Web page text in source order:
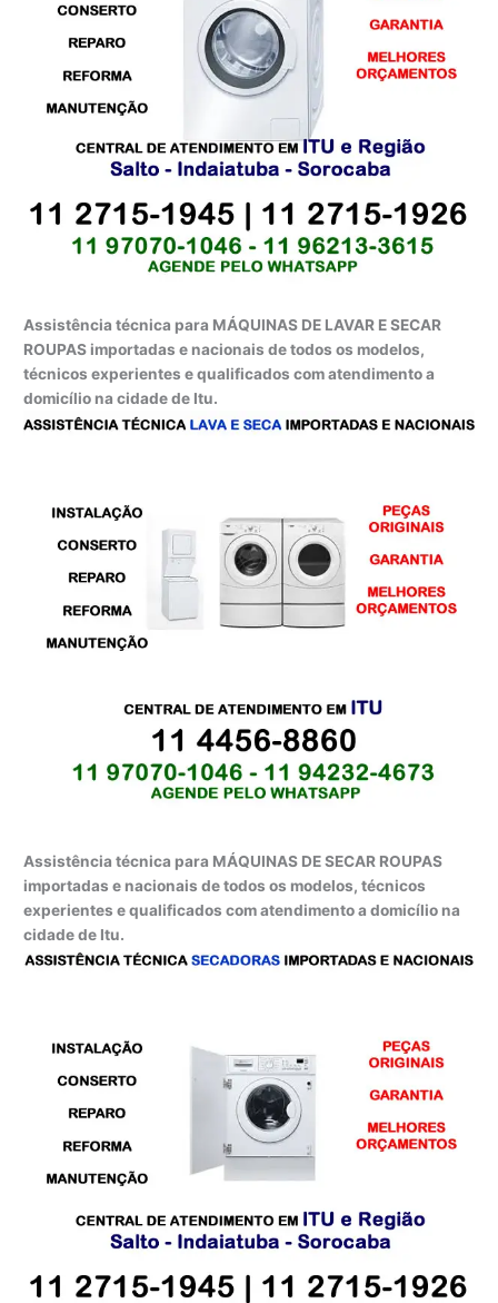
Assistência técnica para MÁQUINAS DE LAVAR E SECAR
ROUPAS importadas e nacionais de todos os modelos,
técnicos experientes e qualificados com atendimento a
domicílio na cidade de Itu.
Assistência técnica para MÁQUINAS DE SECAR ROUPAS
importadas e nacionais de todos os modelos, técnicos
experientes e qualificados com atendimento a domicílio na
cidade de Itu.